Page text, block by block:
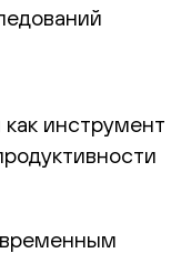
инструмент